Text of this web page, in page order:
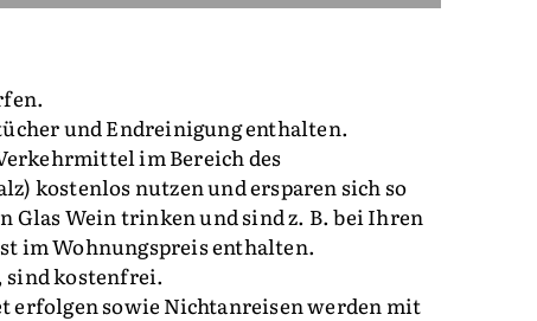
und Endreinigung enthalten.
im Bereich des
kostenlos nutzen und ersparen sich so
Glas Wein trinken und sind z. B. bei Ihren
im Wohnungspreis enthalten.
sind kostenfrei.
erfolgen sowie Nichtanreisen werden mit